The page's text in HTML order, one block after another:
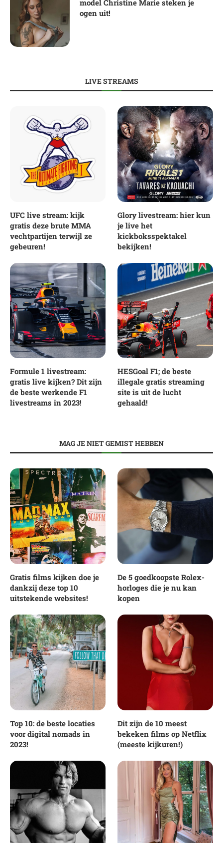
model Christine Marie steken je
ogen uit!
LIVE STREAMS
UFC live stream: kijk
gratis deze brute MMA
vechtpartijen terwijl ze
gebeuren!
Glory livestream: hier kun
je live het
kickboksspektakel
bekijken!
Formule 1 livestream:
gratis live kijken? Dit zijn
de beste werkende F1
livestreams in 2023!
HESGoal F1; de beste
illegale gratis streaming
site is uit de lucht
gehaald!
MAG JE NIET GEMIST HEBBEN
Gratis films kijken doe je
dankzij deze top 10
uitstekende websites!
De 5 goedkoopste Rolex-
horloges die je nu kan
kopen
Top 10: de beste locaties
voor digital nomads in
2023!
Dit zijn de 10 meest
bekeken films op Netflix
(meeste kijkuren!)